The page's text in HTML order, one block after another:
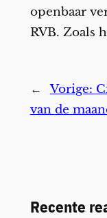
openbaar
RVB. Zoals
← Vorige:
van de
Recente